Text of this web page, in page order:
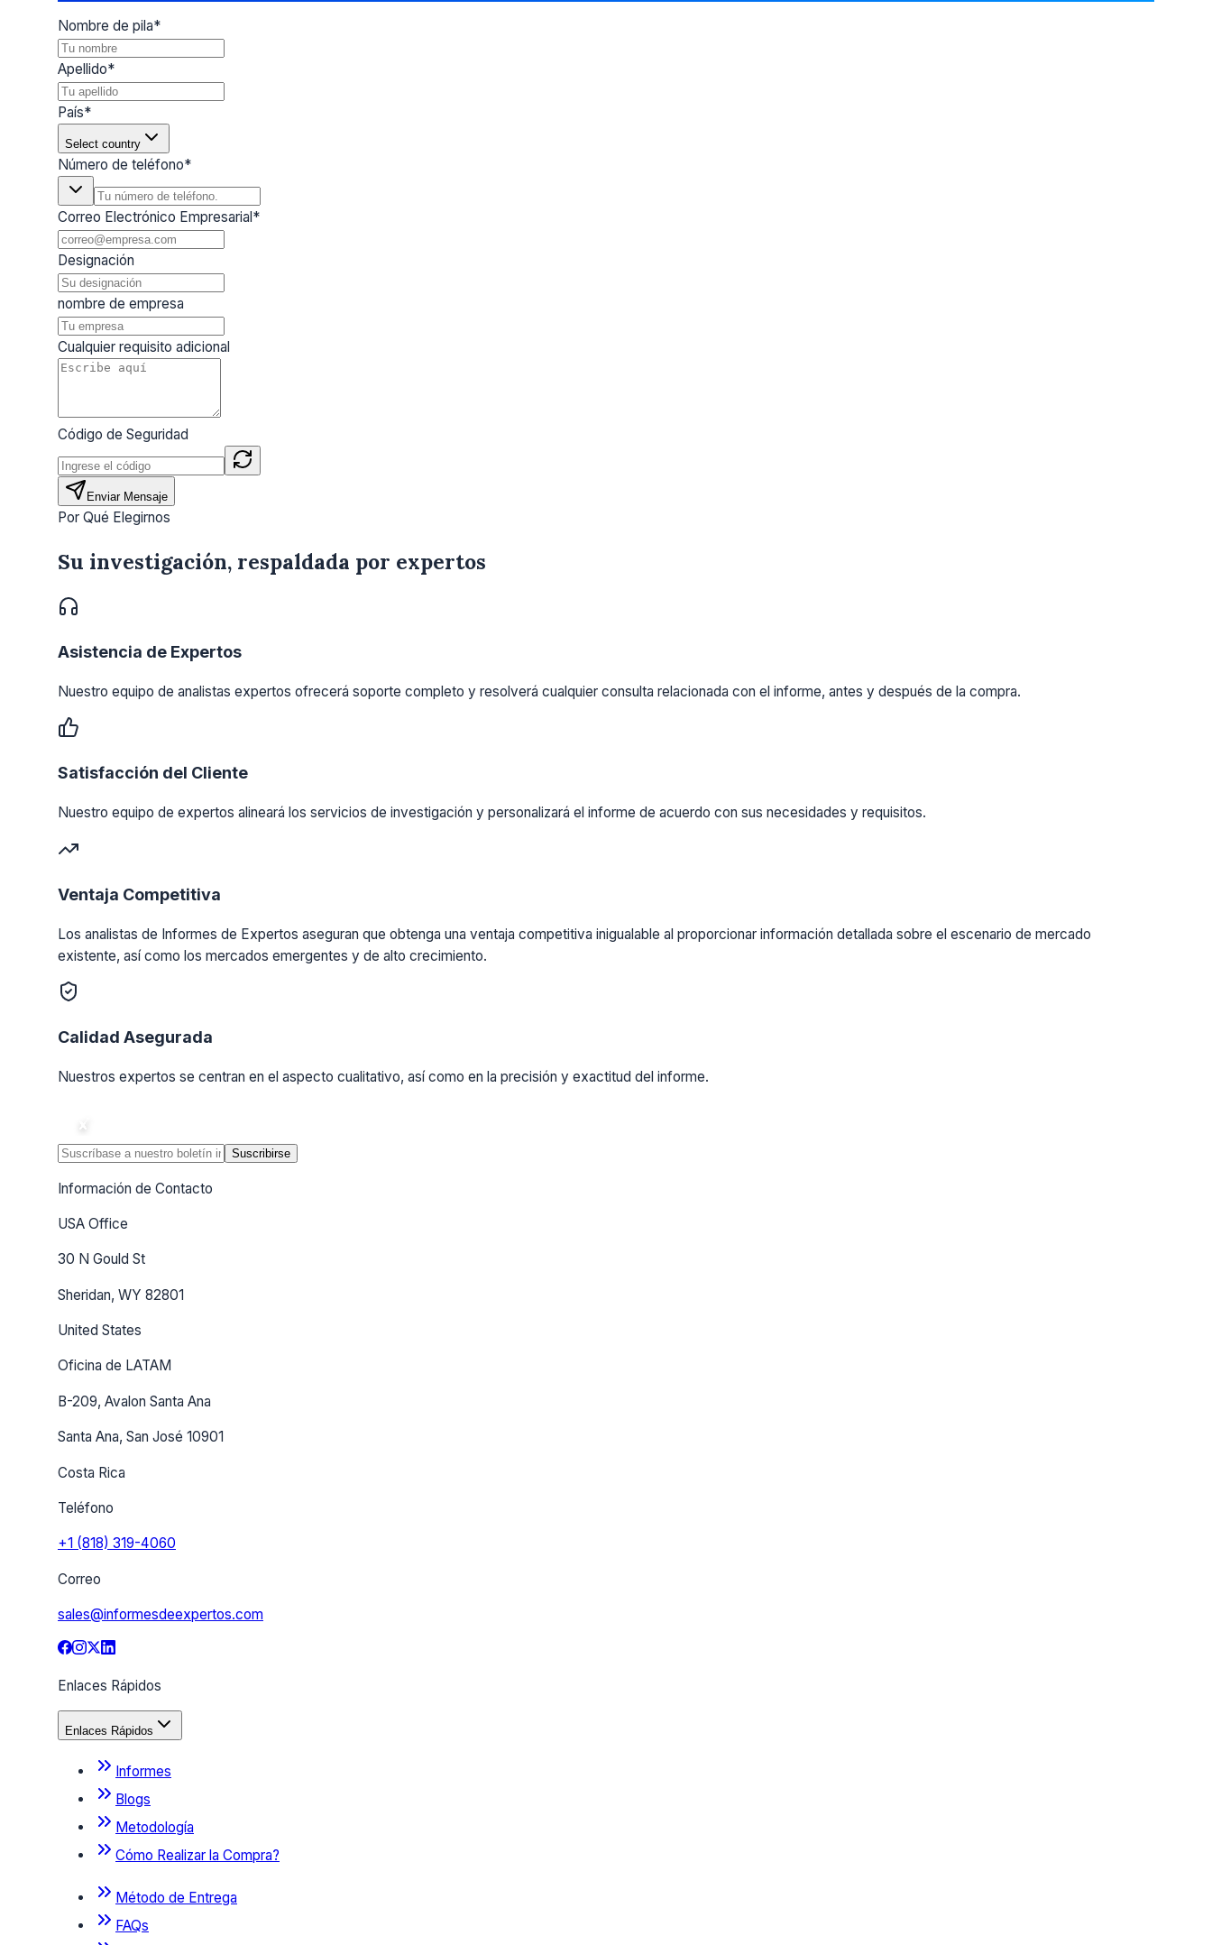
Nombre de pila*
Apellido*
País*
Select country
Número de teléfono*
Correo Electrónico Empresarial*
Designación
nombre de empresa
Cualquier requisito adicional
Código de Seguridad
Enviar Mensaje
Por Qué Elegirnos
Su investigación, respaldada por expertos
Asistencia de Expertos
Nuestro equipo de analistas expertos ofrecerá soporte completo y resolverá cualquier consulta relacionada con el informe, antes y después de la compra.
Satisfacción del Cliente
Nuestro equipo de expertos alineará los servicios de investigación y personalizará el informe de acuerdo con sus necesidades y requisitos.
Ventaja Competitiva
Los analistas de Informes de Expertos aseguran que obtenga una ventaja competitiva inigualable al proporcionar información detallada sobre el escenario de mercado
existente, así como los mercados emergentes y de alto crecimiento.
Calidad Asegurada
Nuestros expertos se centran en el aspecto cualitativo, así como en la precisión y exactitud del informe.
Suscribirse
Información de Contacto
USA Office
30 N Gould St
Sheridan, WY 82801
United States
Oficina de LATAM
B-209, Avalon Santa Ana
Santa Ana, San José 10901
Costa Rica
Teléfono
+1 (818) 319-4060
Correo
sales@informesdeexpertos.com
Enlaces Rápidos
Enlaces Rápidos
Informes
Blogs
Metodología
Cómo Realizar la Compra?
Método de Entrega
FAQs